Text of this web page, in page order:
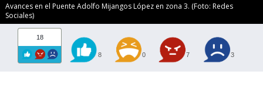
Avances en el Puente Adolfo Mijangos López en zona 3. (Foto: Redes
Sociales)
18
8 0 7 3